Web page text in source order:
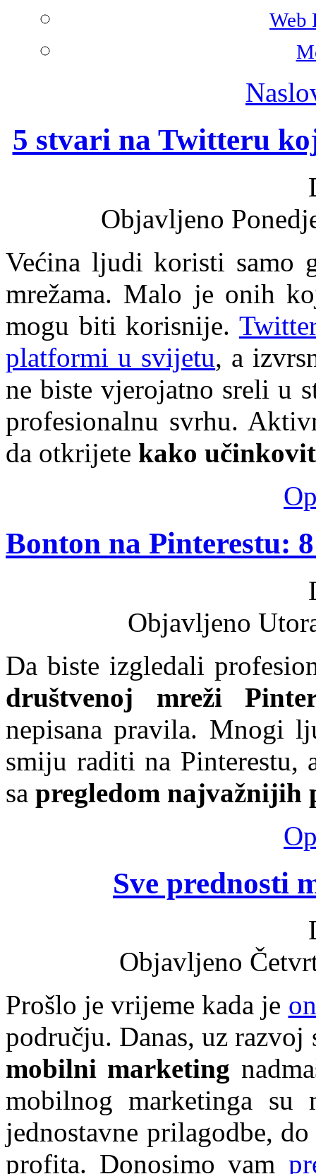
Web
5 stvari na Twitteru
Objavljeno
Većina ljudi koristi samo
mrežama. Malo je onih
mogu biti korisnije.
platformi u svijetu, a
ne biste vjerojatno sreli u
profesionalnu svrhu.
da otkrijete kako
Bonton na Pinterestu:
Objavljeno
Da biste izgledali
društvenoj mreži
nepisana pravila. Mnogi
smiju raditi na Pinterestu,
sa pregledom najvažnijih
Sve prednosti
Objavljeno
Prošlo je vrijeme kada je
području. Danas, uz
mobilni marketing
mobilnog marketinga
jednostavne prilagodbe,
profita. Donosimo vam